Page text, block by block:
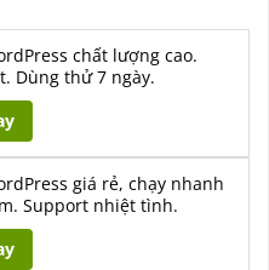
chất lượng cao.
Dùng thử 7 ngày.
giá rẻ, chạy nhanh
Support nhiệt tình.